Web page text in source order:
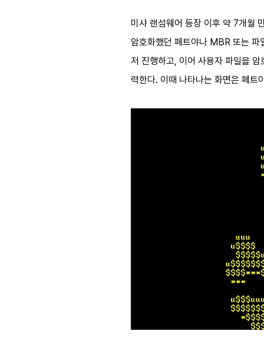
미샤 랜섬웨어 등장 이후 약 7개월
암호화했던 페트야나 MBR 또는 파
저 진행하고, 이어 사용자 파일을
력한다. 이때 나타나는 화면은 페트